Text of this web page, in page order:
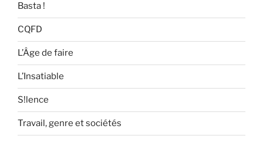
Basta !
CQFD
L’Âge de faire
L’Insatiable
S!lence
Travail, genre et sociétés